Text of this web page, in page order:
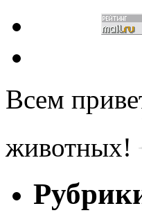
Всем
животных!